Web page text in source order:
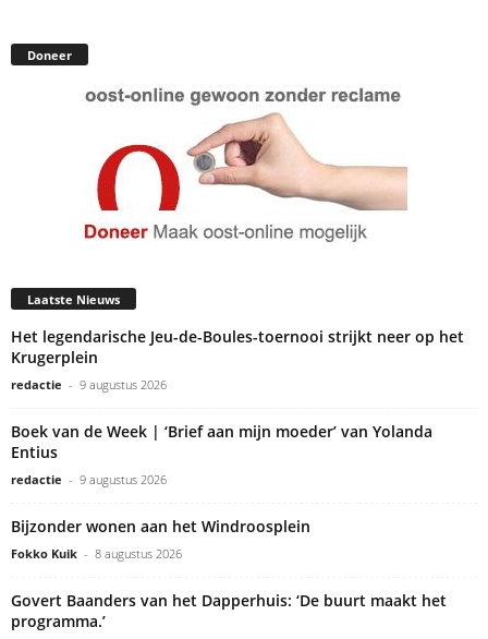
Doneer
Laatste Nieuws
Het legendarische Jeu-de-Boules-toernooi strijkt neer op het
Krugerplein
redactie - 9 augustus 2026
Boek van de Week | ‘Brief aan mijn moeder’ van Yolanda
Entius
redactie - 9 augustus 2026
Bijzonder wonen aan het Windroosplein
Fokko Kuik - 8 augustus 2026
Govert Baanders van het Dapperhuis: ‘De buurt maakt het
programma.’